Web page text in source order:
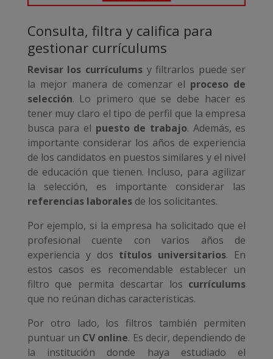
Consulta, filtra y califica para
gestionar currículums
Revisar los currículumsy filtrarlos puede ser
la mejor manera de comenzar el proceso de
selección. Lo primero que se debe hacer es
tener muy claro el tipo de perfil que la empresa
busca para el puesto de trabajo. Además, es
importante considerar los años de experiencia
de los candidatos en puestos similares y el nivel
de educación que tienen. Incluso, para agilizar
la selección, es importante considerar las
referencias laboralesde los solicitantes.
Por ejemplo, si la empresa ha solicitado que el
profesional cuente con varios años de
experiencia y dos títulos universitarios. En
estos casos es recomendable establecer un
filtro que permita descartar los currículums
que no reúnan dichas características.
Por otro lado, los filtros también permiten
puntuar un CV online. Es decir, dependiendo de
la institución donde haya estudiado el